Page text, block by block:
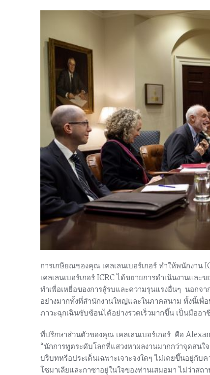
การเกษียณของคุณ เคลเลนเบอร์เกอร์ ทำให้พนักงา
เคลเลนเบอร์เกอร์ ICRC ได้ขยายการดำเนินงานแล
ทำเพื่อเหยื่อของการสู้รบและความรุนแรงอื่นๆ นอกจ
อย่างมากทั้งที่สำนักงานใหญ่และในภาคสนาม ทั้งนี้เพื่
ภาวะฉุกเฉินซับซ้อนได้อย่างรวดเร็วมากขึ้น เป็นมืออ
ที่ปรึกษาส่วนตัวของคุณ เคลเลนเบอร์เกอร์ คือ
“นักการทูตระดับโลกที่แสวงหาผลงานมากกว่าจุดสนใ
บริบทหรือประเด็นเฉพาะเจาะจงใดๆ ไม่เคยขึ้นอยู่กั
โซมาเลียและกาซาอยู่ในใจของท่านเสมอมา ไม่ว่าส